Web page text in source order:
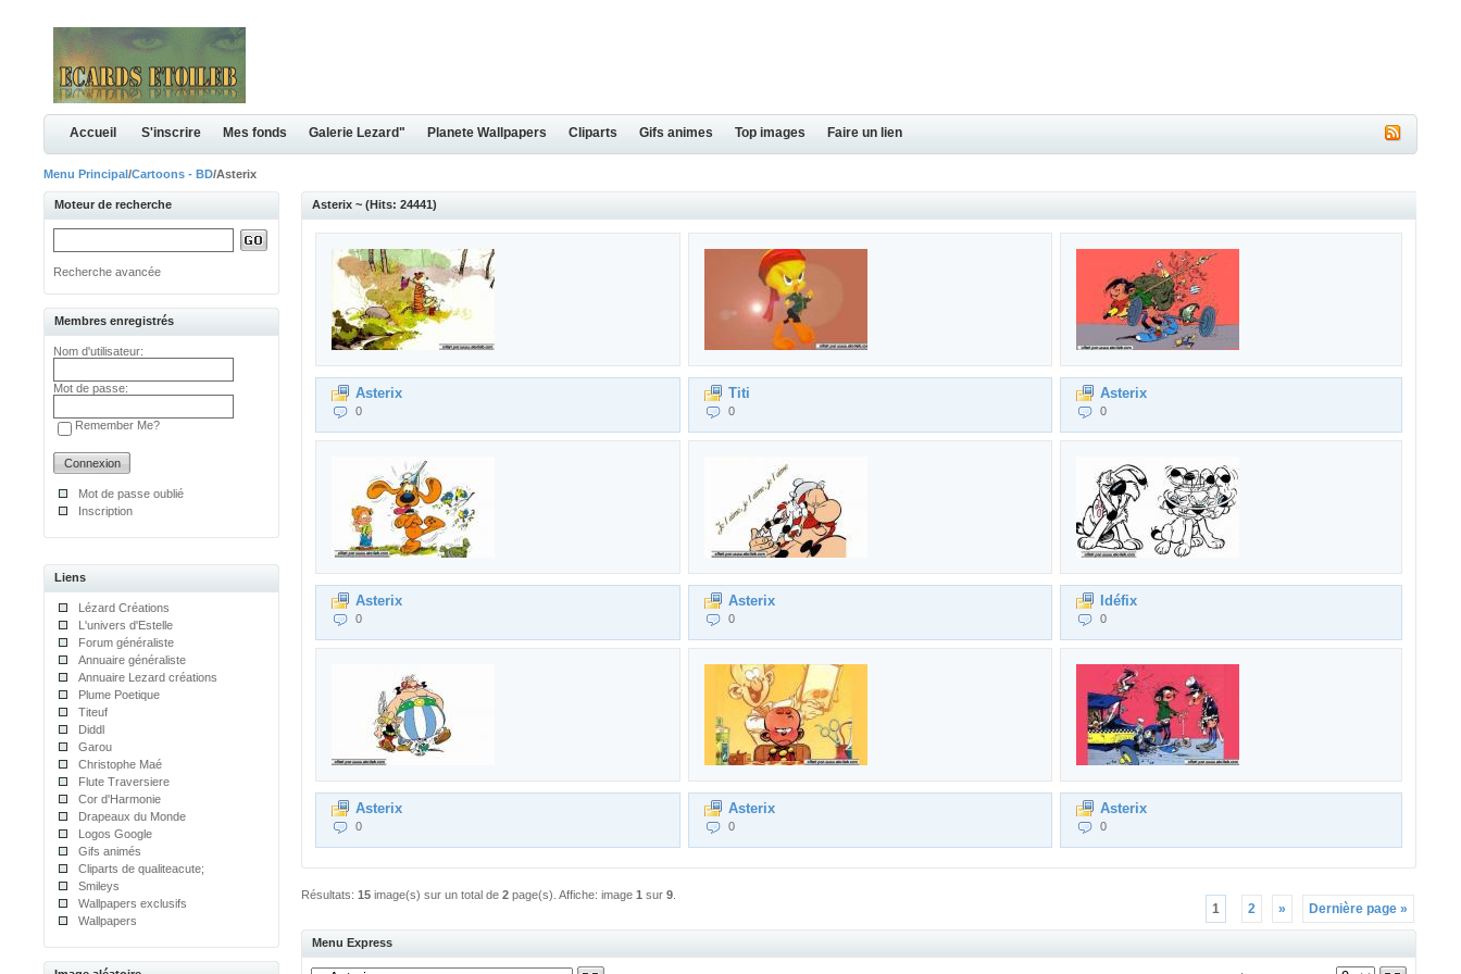
Accueil S'inscrire Mes fonds Galerie Lezard" Planete Wallpapers Cliparts Gifs animes Top images Faire un lien
Menu Principal/Cartoons - BD/Asterix
Moteur de recherche
Recherche avancée
Membres enregistrés
Nom d'utilisateur:
Mot de passe:
Remember Me?
Mot de passe oublié
Inscription
Liens
Lézard Créations
L'univers d'Estelle
Forum généraliste
Annuaire généraliste
Annuaire Lezard créations
Plume Poetique
Titeuf
Diddl
Garou
Christophe Maé
Flute Traversiere
Cor d'Harmonie
Drapeaux du Monde
Logos Google
Gifs animés
Cliparts de qualiteacute;
Smileys
Wallpapers exclusifs
Wallpapers
Asterix ~ (Hits: 24441)
Asterix
0
Titi
0
Asterix
0
Asterix
0
Asterix
0
Idéfix
0
Asterix
0
Asterix
0
Asterix
0
1 2 » Dernière page »
Résultats:15image(s) sur un total de2 page(s). Affiche: image1 sur9
Menu Express